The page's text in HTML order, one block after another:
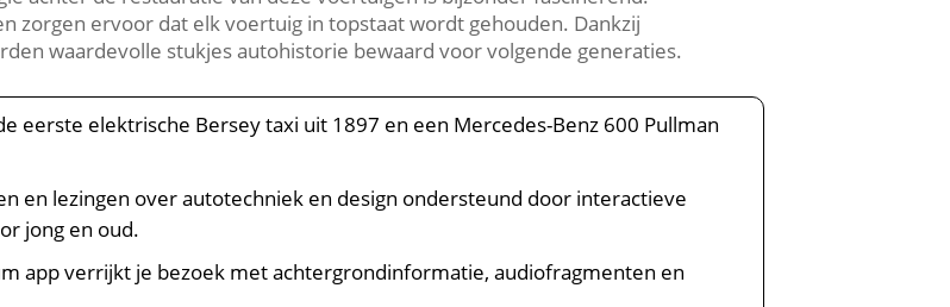
zorgen ervoor dat elk voertuig in topstaat wordt gehouden.​ Dankzij
waardevolle stukjes autohistorie bewaard voor volgende generaties.​
eerste elektrische Bersey taxi uit 1897 en een Mercedes-Benz 600 Pullman
en lezingen over autotechniek en design ondersteund door interactieve
jong en oud.​
app verrijkt je bezoek met achtergrondinformatie, audiofragmenten en